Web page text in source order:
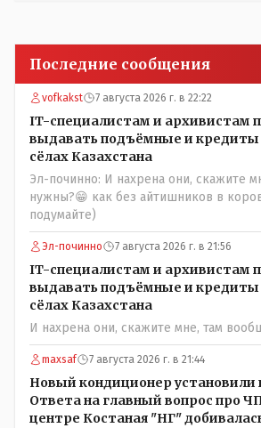
Последние сообщения
vofkakst 7 августа 2026 г. в 22:22
IT-специалистам и архивистам
выдавать подъёмные и кредиты
сёлах Казахстана
Эл-починно: И нахрена они, скажите
нужны?😁 как без айтишников в
подумайте)
Эл-починно 7 августа 2026 г. в 21:56
IT-специалистам и архивистам
выдавать подъёмные и кредиты
сёлах Казахстана
И нахрена они, скажите мне, там
maxsaf 7 августа 2026 г. в 21:44
Новый кондиционер установили
Ответа на главный вопрос про
центре Костаная "НГ"